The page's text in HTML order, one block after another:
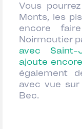
Vous
Monts, les
encore
Noirmoutier
avec Saint-
ajoute
également
avec vue
Bec.